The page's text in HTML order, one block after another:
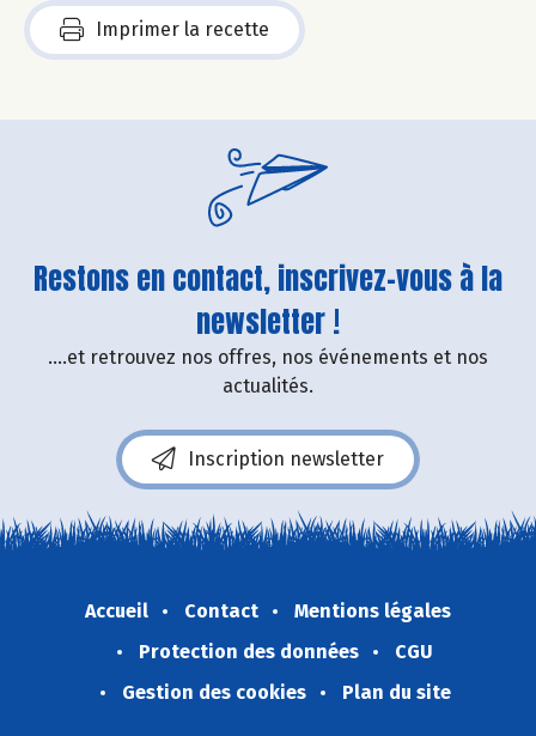
Imprimer la recette
Restons en contact, inscrivez-vous à la
newsletter !
....et retrouvez nos offres, nos événements et nos
actualités.
Inscription newsletter
Accueil Contact
Mentions légales
Protection des données
CGU
Gestion des cookies
Plan du site